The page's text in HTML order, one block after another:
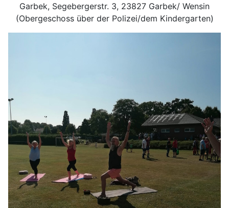
Garbek, Segebergerstr. 3, 23827 Garbek/ Wensin
(Obergeschoss über der Polizei/dem Kindergarten)